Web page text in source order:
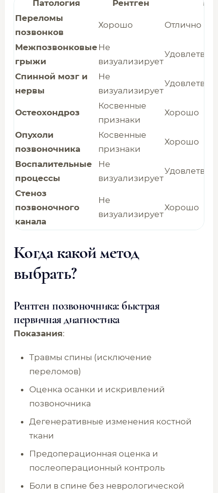
Патология Рентген
КТ
Переломы
позвонков
Хорошо Отлично
Межпозвонковые
грыжи
Не
визуализирует
Спинной мозг и
нервы
Не
визуализирует
Остеохондроз
Косвенные
признаки
Хорошо
Опухоли
позвоночника
Косвенные
признаки
Хорошо
Воспалительные
процессы
Не
визуализирует
Стеноз
позвоночного
канала
Не
визуализирует
Хорошо
Когда какой метод
выбрать?
Рентген позвоночника: быстрая
первичная диагностика
Показания:
Травмы спины (исключение
переломов)
Оценка осанки и искривлений
позвоночника
Дегенеративные изменения костной
ткани
Предоперационная оценка и
послеоперационный контроль
Боли в спине без неврологической